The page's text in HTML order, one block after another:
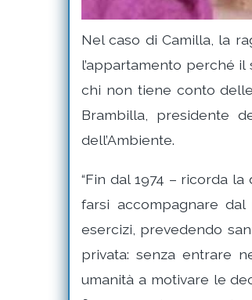
Nel caso di Camilla, la
l’appartamento perché il
chi non tiene conto
Brambilla, presidente
dell’Ambiente.
“Fin dal 1974 – ricorda
farsi accompagnare
esercizi, prevedendo
privata: senza entrare
umanità a motivare le